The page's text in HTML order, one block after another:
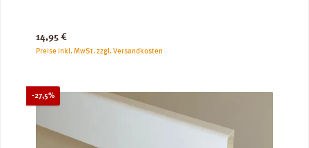
Regulärer Preis:
14,95 €
Preise inkl. MwSt. zzgl. Versandkosten
-27,5%Rabatt